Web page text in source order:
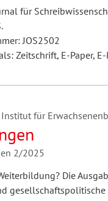
für
JOS2502
Zeitschrift, E-Paper,
für
2/2025
Die